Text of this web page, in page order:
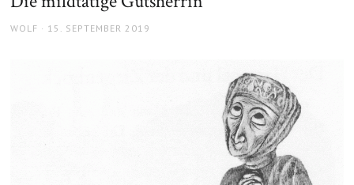
AUTHOR
WOLF
POSTED
15. SEPTEMBER 2019